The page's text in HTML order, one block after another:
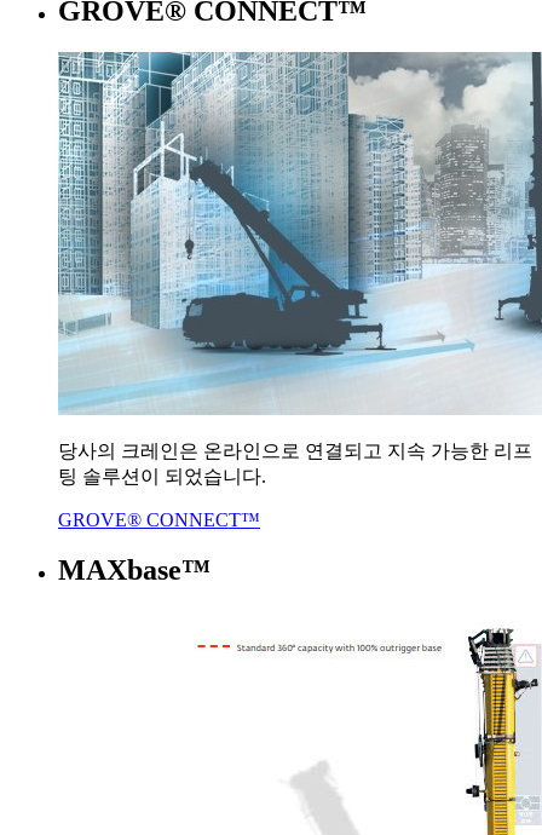
GROVE® CONNECT™
당사의 크레인은 온라인으로 연결되고 지속 가능한 리프
팅 솔루션이 되었습니다.
GROVE® CONNECT™
MAXbase™